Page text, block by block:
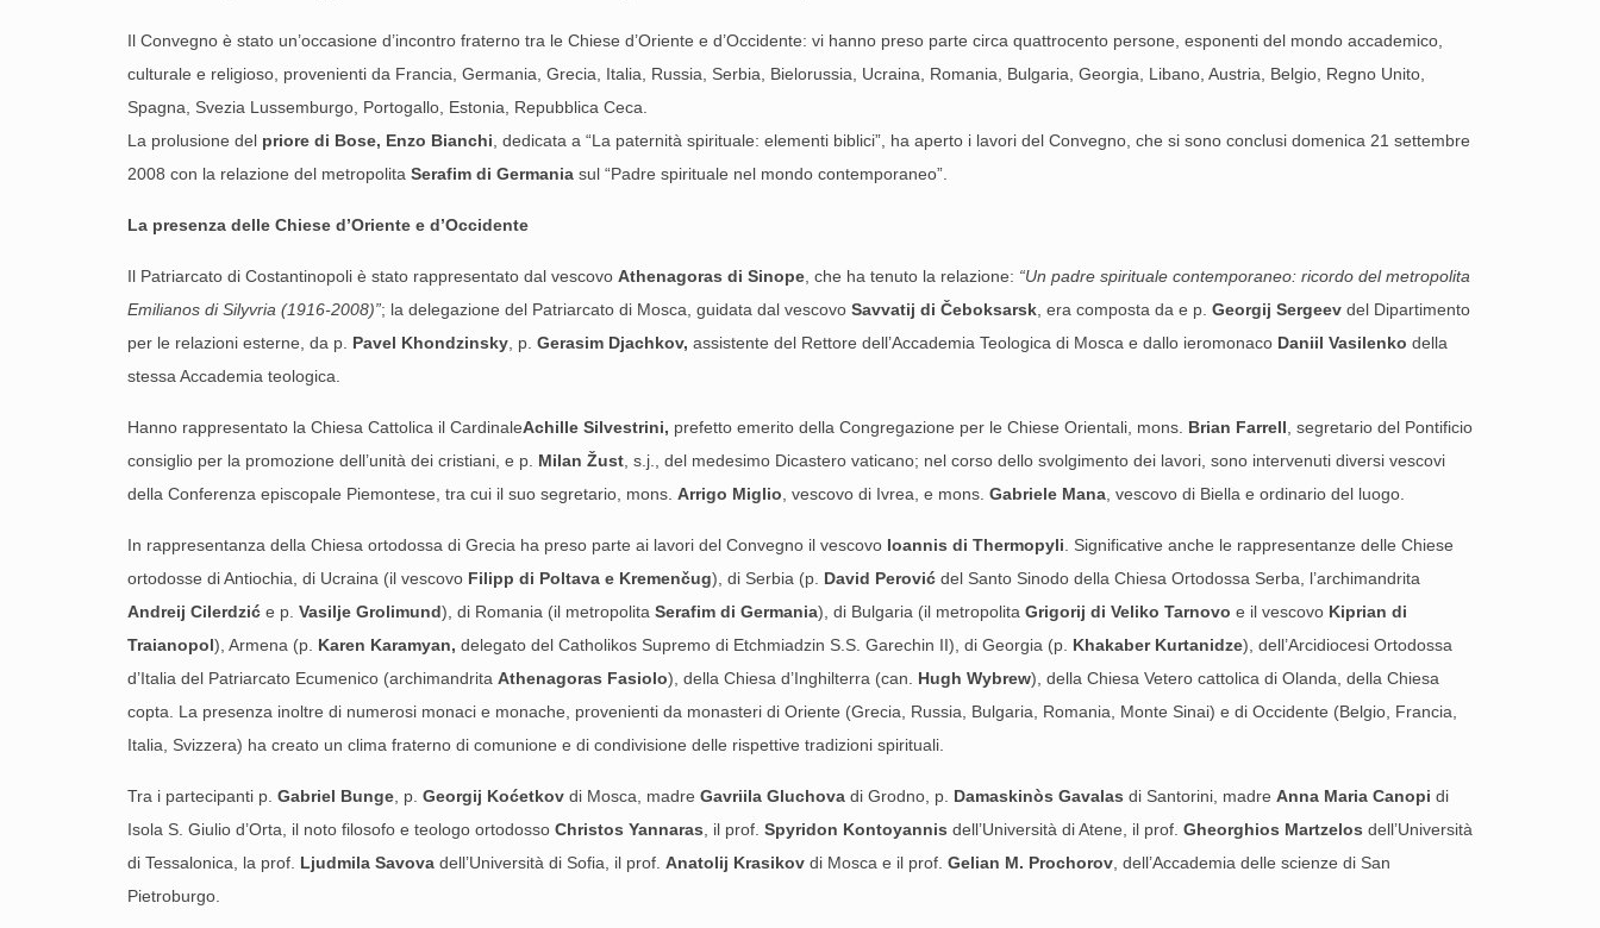
Il Convegno è stato un’occasione d’incontro fraterno tra le Chiese d’Oriente e d’Occidente: vi hanno preso parte circa quattrocento persone, esponenti del mondo accademico,
culturale e religioso, provenienti da Francia, Germania, Grecia, Italia, Russia, Serbia, Bielorussia, Ucraina, Romania, Bulgaria, Georgia, Libano, Austria, Belgio, Regno Unito,
Spagna, Svezia Lussemburgo, Portogallo, Estonia, Repubblica Ceca.
La prolusione del priore di Bose, Enzo Bianchi , dedicata a “La paternità spirituale: elementi biblici”, ha aperto i lavori del Convegno, che si sono conclusi domenica 21 settembre
2008 con la relazione del metropolita Serafim di Germania sul “Padre spirituale nel mondo contemporaneo”.
La presenza delle Chiese d’Oriente e d’Occidente
Il Patriarcato di Costantinopoli è stato rappresentato dal vescovo Athenagoras di Sinope , che ha tenuto la relazione: “Un padre spirituale contemporaneo: ricordo del metropolita
Emilianos di Silyvria (1916-2008)”; la delegazione del Patriarcato di Mosca, guidata dal vescovo Savvatij di Čeboksarsk , era composta da e p. Georgij Sergeev del Dipartimento
per le relazioni esterne, da p. Pavel Khondzinsky , p. Gerasim Djachkov, assistente del Rettore dell’Accademia Teologica di Mosca e dallo ieromonaco Daniil Vasilenko della
stessa Accademia teologica.
Hanno rappresentato la Chiesa Cattolica il CardinaleAchille Silvestrini, prefetto emerito della Congregazione per le Chiese Orientali, mons. Brian Farrell , segretario del Pontificio
consiglio per la promozione dell’unità dei cristiani, e p. Milan Žust , s.j., del medesimo Dicastero vaticano; nel corso dello svolgimento dei lavori, sono intervenuti diversi vescovi
della Conferenza episcopale Piemontese, tra cui il suo segretario, mons. Arrigo Miglio , vescovo di Ivrea, e mons. Gabriele Mana , vescovo di Biella e ordinario del luogo.
In rappresentanza della Chiesa ortodossa di Grecia ha preso parte ai lavori del Convegno il vescovo Ioannis di Thermopyli . Significative anche le rappresentanze delle Chiese
ortodosse di Antiochia, di Ucraina (il vescovo Filipp di Poltava e Kremenčug), di Serbia (p. David Perović del Santo Sinodo della Chiesa Ortodossa Serba, l’archimandrita
Andreij Cilerdzić e p. Vasilje Grolimund), di Romania (il metropolita Serafim di Germania), di Bulgaria (il metropolita Grigorij di Veliko Tarnovo e il vescovo Kiprian di
Traianopol), Armena (p. Karen Karamyan, delegato del Catholikos Supremo di Etchmiadzin S.S. Garechin II), di Georgia (p. Khakaber Kurtanidze), dell’Arcidiocesi Ortodossa
d’Italia del Patriarcato Ecumenico (archimandrita Athenagoras Fasiolo), della Chiesa d’Inghilterra (can. Hugh Wybrew), della Chiesa Vetero cattolica di Olanda, della Chiesa
copta. La presenza inoltre di numerosi monaci e monache, provenienti da monasteri di Oriente (Grecia, Russia, Bulgaria, Romania, Monte Sinai) e di Occidente (Belgio, Francia,
Italia, Svizzera) ha creato un clima fraterno di comunione e di condivisione delle rispettive tradizioni spirituali.
Tra i partecipanti p. Gabriel Bunge , p. Georgij Koćetkov di Mosca, madre Gavriila Gluchova di Grodno, p. Damaskinòs Gavalas di Santorini, madre Anna Maria Canopi di
Isola S. Giulio d’Orta, il noto filosofo e teologo ortodosso Christos Yannaras , il prof. Spyridon Kontoyannis dell’Università di Atene, il prof. Gheorghios Martzelos dell’Università
di Tessalonica, la prof. Ljudmila Savova dell’Università di Sofia, il prof. Anatolij Krasikov di Mosca e il prof. Gelian M. Prochorov , dell’Accademia delle scienze di San
Pietroburgo.